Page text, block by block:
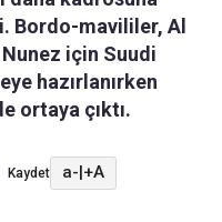
Bordo-mavililer, Al
için Suudi
hazırlanırken
ortaya çıktı.
Kaydet a-|+A